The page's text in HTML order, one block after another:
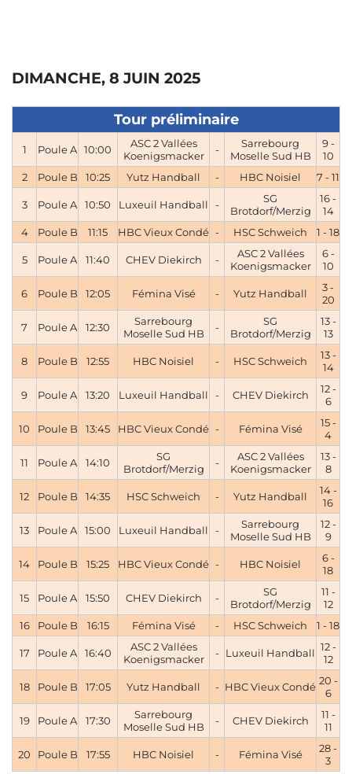
DIMANCHE, 8 JUIN 2025
Tour préliminaire
1 Poule A 10:00
ASC 2 Vallées
Koenigsmacker
-
Sarrebourg
Moselle Sud HB
9 -
10
2
Poule B 10:25 Yutz Handball - HBC Noisiel 7 - 11
3 Poule A 10:50 Luxeuil Handball -
SG
Brotdorf/Merzig
16 -
14
4
Poule B 11:15 HBC Vieux Condé - HSC Schweich 1 - 18
5 Poule A 11:40 CHEV Diekirch -
ASC 2 Vallées
Koenigsmacker
6 -
10
6 Poule B 12:05 Fémina Visé - Yutz Handball
3 -
20
7 Poule A 12:30
Sarrebourg
Moselle Sud HB
-
SG
Brotdorf/Merzig
13 -
13
8 Poule B 12:55 HBC Noisiel - HSC Schweich
13 -
14
9 Poule A 13:20 Luxeuil Handball - CHEV Diekirch
12 -
6
10 Poule B 13:45 HBC Vieux Condé - Fémina Visé
15 -
4
11 Poule A 14:10
SG
Brotdorf/Merzig
-
ASC 2 Vallées
Koenigsmacker
13 -
8
12 Poule B 14:35 HSC Schweich - Yutz Handball
14 -
16
13 Poule A 15:00 Luxeuil Handball -
Sarrebourg
Moselle Sud HB
12 -
9
14 Poule B 15:25 HBC Vieux Condé - HBC Noisiel
6 -
18
15 Poule A 15:50 CHEV Diekirch -
SG
Brotdorf/Merzig
11 -
12
16
Poule B 16:15 Fémina Visé - HSC Schweich 1 - 18
17 Poule A 16:40
ASC 2 Vallées
Koenigsmacker
- Luxeuil Handball 12 -
12
18 Poule B 17:05 Yutz Handball - HBC Vieux Condé 20 -
6
19 Poule A 17:30
Sarrebourg
Moselle Sud HB
- CHEV Diekirch
11 -
11
20 Poule B 17:55 HBC Noisiel - Fémina Visé
28 -
3